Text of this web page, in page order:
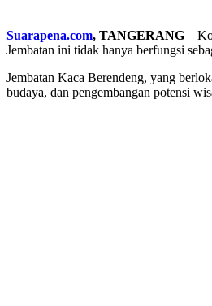
Suarapena.com, TANGERANG –
Jembatan ini tidak hanya berfungsi
Jembatan Kaca Berendeng, yang
budaya, dan pengembangan potensi